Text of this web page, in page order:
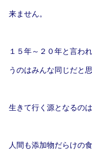
来ません。
１５年～２０年と言わ
うのはみんな同じだと思
生きて行く源となるの
人間も添加物だらけの